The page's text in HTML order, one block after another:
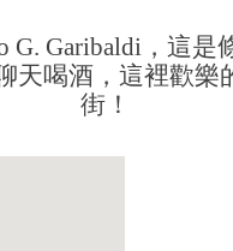
G. Garibaldi，這
喝酒，這裡歡樂
街！